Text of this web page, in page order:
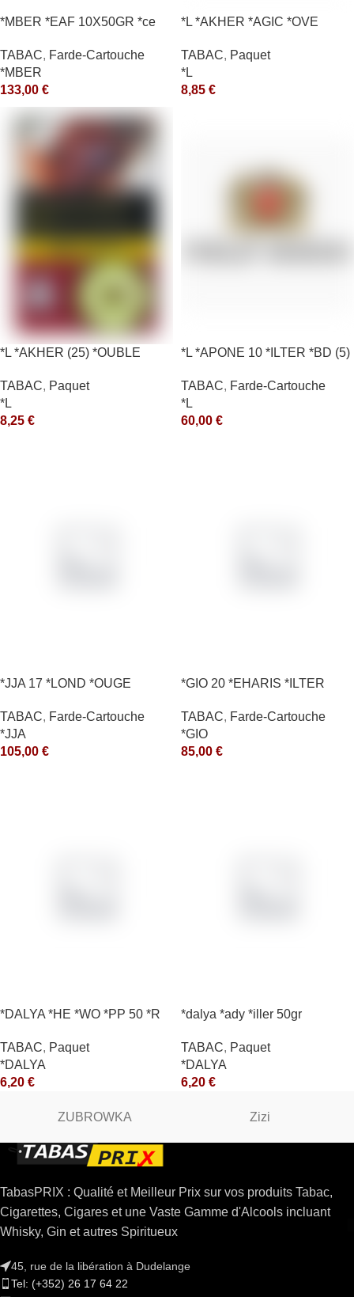
*MBER *EAF 10X50GR *ce
TABAC, Farde-Cartouche
*MBER
133,00 €
*L *AKHER *AGIC *OVE
TABAC, Paquet
*L
8,85 €
*L *AKHER (25) *OUBLE
TABAC, Paquet
*L
8,25 €
*L *APONE 10 *ILTER *BD (5)
TABAC, Farde-Cartouche
*L
60,00 €
*JJA 17 *LOND *OUGE
TABAC, Farde-Cartouche
*JJA
105,00 €
*GIO 20 *EHARIS *ILTER
TABAC, Farde-Cartouche
*GIO
85,00 €
*DALYA *HE *WO *PP 50 *R
TABAC, Paquet
*DALYA
6,20 €
*dalya *ady *iller 50gr
TABAC, Paquet
*DALYA
6,20 €
ZUBROWKA Zizi
TabasPRIX : Qualité et Meilleur Prix sur vos produits Tabac,
Cigarettes, Cigares et une Vaste Gamme d'Alcools incluant
Whisky, Gin et autres Spiritueux
45, rue de la libération à Dudelange
Tel: (+352) 26 17 64 22